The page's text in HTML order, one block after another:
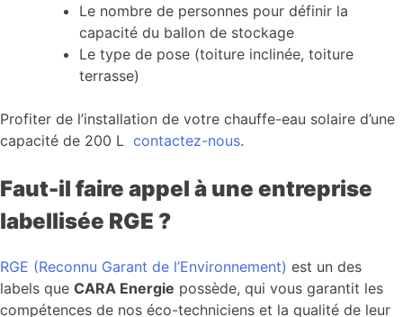
Le nombre de personnes pour définir la
capacité du ballon de stockage
Le type de pose (toiture inclinée, toiture
terrasse)
Profiter de l’installation de votre chauffe-eau solaire d’une
capacité de 200 L contactez-nous.
Faut-il faire appel à une entreprise
labellisée RGE ?
RGE (Reconnu Garant de l’Environnement) est un des
labels que CARA Energie possède, qui vous garantit les
compétences de nos éco-techniciens et la qualité de leur